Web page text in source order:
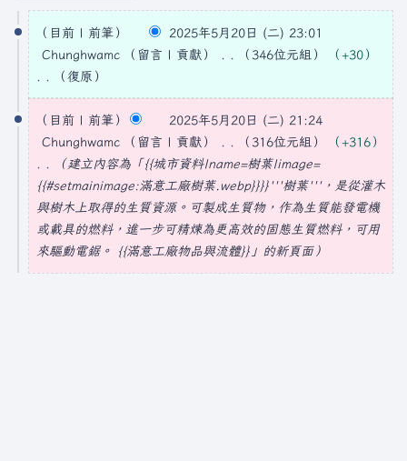
2
年
月
日
(
目前 前筆
2025年5月20日 (二) 23:01
Chunghwamc
留言 貢獻 346位元組 +30
無
編
輯
要
復原
目前 前筆
2025年5月20日 (二) 21:24
Chunghwamc
留言 貢獻 316位元組
+316
建立內容為「{{城市資料|name=樹葉|image=
{{#setmainimage:滿意工廠樹葉.webp}}}}'''樹葉'''，是從灌木
與樹木上取得的生質資源。可製成生質物，作為生質能發電機
或載具的燃料，進一步可精煉為更高效的固態生質燃料，可用
來驅動電鋸。 {{滿意工廠物品與流體}}」的新頁面